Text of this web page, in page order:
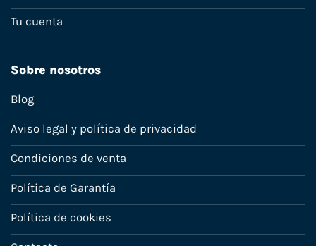
Tu cuenta
Sobre nosotros
Blog
Aviso legal y política de privacidad
Condiciones de venta
Política de Garantía
Política de cookies